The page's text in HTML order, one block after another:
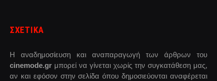
ΣΧΕΤΙΚΑ
Η αναδημοσίευση και αναπαραγωγή των άρθρων του
cinemode.gr μπορεί να γίνεται χωρίς την συγκατάθεση μας,
αν και εφόσον στην σελίδα όπου δημοσιεύονται αναφέρεται